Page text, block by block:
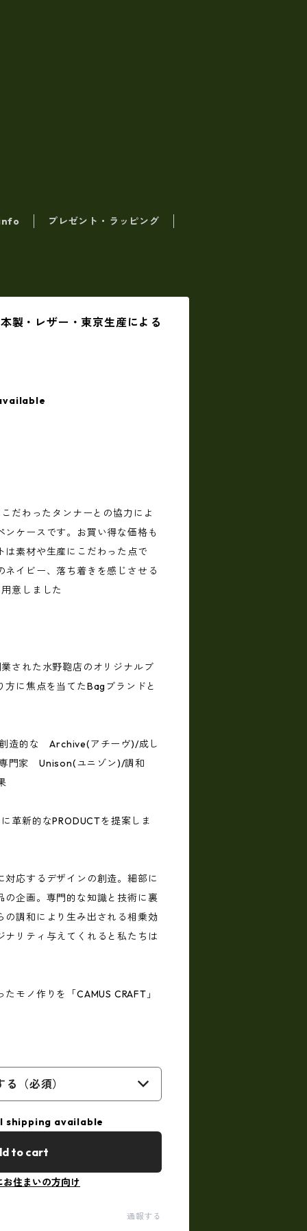
プレゼント・ラッピング
製・レザー・東京生産による
だわったタンナーとの協力によ
ケースです。お買い得な価格も
は素材や生産にこだわった点で
イビー、落ち着きを感じさせる
意しました
された水野鞄店のオリジナルブ
に焦点を当てたBagブランドと
造的な Archive(アチーヴ)/成し
門家 Unison(ユニゾン)/調和
革新的なPRODUCTを提案しま
応するデザインの創造。細部に
の企画。専門的な知識と技術に裏
の調和により生み出される相乗効
ナリティ与えてくれると私たちは
モノ作りを「CAMUS CRAFT」
る（必須）
shipping available
to cart
お住まいの方向け
通報する